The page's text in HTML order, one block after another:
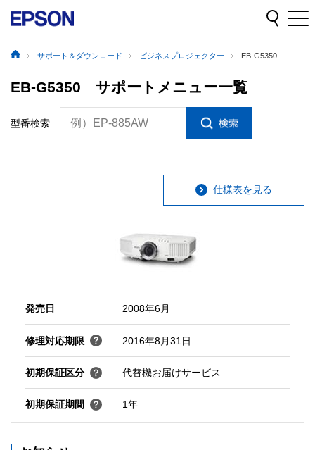
サポート＆ダウンロード ビジネスプロジェクター EB-G5350
EB-G5350 サポートメニュー一覧
型番検索 例）EP-885AW
仕様表を見る
発売日 2008年6月
修理対応期限 2016年8月31日
初期保証区分 代替機お届けサービス
初期保証期間 1年